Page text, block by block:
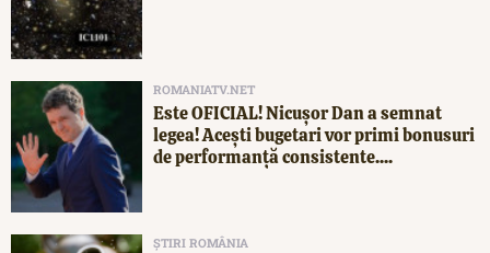
ROMANIATV.NET
Este OFICIAL! Nicușor Dan a semnat
legea! Acești bugetari vor primi bonusuri
de performanță consistente....
ȘTIRI ROMÂNIA